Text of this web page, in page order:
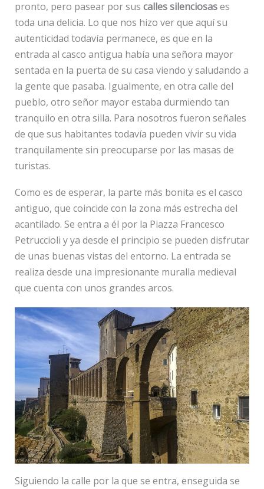
pronto, pero pasear por sus calles silenciosases
toda una delicia. Lo que nos hizo ver que aquí su
autenticidad todavía permanece, es que en la
entrada al casco antigua había una señora mayor
sentada en la puerta de su casa viendo y saludando a
la gente que pasaba. Igualmente, en otra calle del
pueblo, otro señor mayor estaba durmiendo tan
tranquilo en otra silla. Para nosotros fueron señales
de que sus habitantes todavía pueden vivir su vida
tranquilamente sin preocuparse por las masas de
turistas.
Como es de esperar, la parte más bonita es el casco
antiguo, que coincide con la zona más estrecha del
acantilado. Se entra a él por la Piazza Francesco
Petruccioli y ya desde el principio se pueden disfrutar
de unas buenas vistas del entorno. La entrada se
realiza desde una impresionante muralla medieval
que cuenta con unos grandes arcos.
Siguiendo la calle por la que se entra, enseguida se